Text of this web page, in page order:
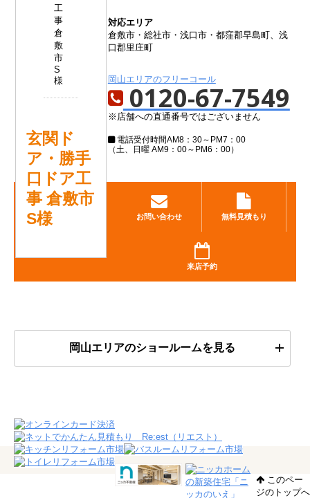
玄関ド
ア・勝手
口ドア工
事 倉敷市
S様
対応エリア
倉敷市・総社市・浅口市・都窪郡早島町、浅
口郡里庄町
岡山エリアのフリーコール
0120-67-7549
※店舗への直通番号ではございません
電話受付時間AM8：30～PM7：00
（土、日曜 AM9：00～PM6：00）
お問い合わせ 無料見積もり
来店予約
岡山エリアのショールームを見る
このペー
ジのトップへ